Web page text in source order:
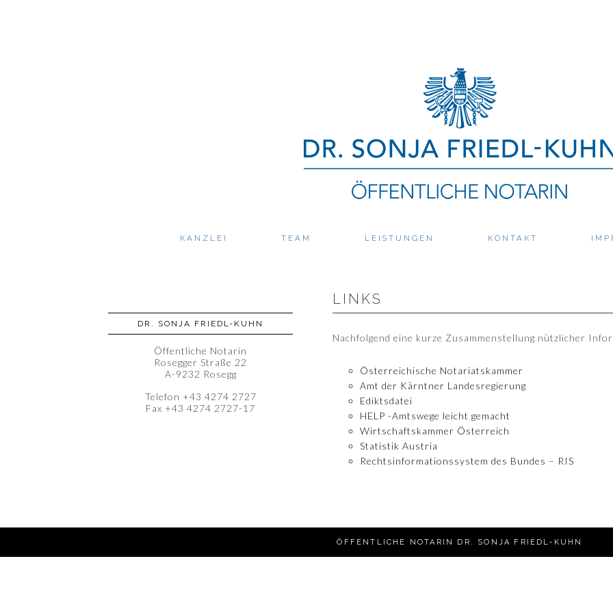
KANZLEI TEAM LEISTUNGEN KONTAKT
LINKS
Nachfolgend eine kurze Zusammenstellung nützlicher
Österreichische Notariatskammer
Amt der Kärntner Landesregierung
Ediktsdatei
HELP -Amtswege leicht gemacht
Wirtschaftskammer Österreich
Statistik Austria
Rechtsinformationssystem des Bundes – RIS
DR. SONJA FRIEDL-KUHN
Öffentliche Notarin
Rosegger Straße 22
A-9232 Rosegg
Telefon +43 4274 2727
Fax +43 4274 2727-17
ÖFFENTLICHE NOTARIN DR. SONJA FRIEDL-KUHN